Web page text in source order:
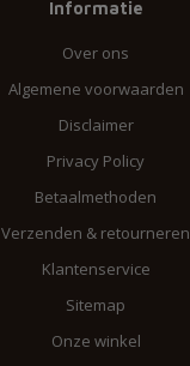
Informatie
Over ons
Algemene voorwaarden
Disclaimer
Privacy Policy
Betaalmethoden
Verzenden & retourneren
Klantenservice
Sitemap
Onze winkel